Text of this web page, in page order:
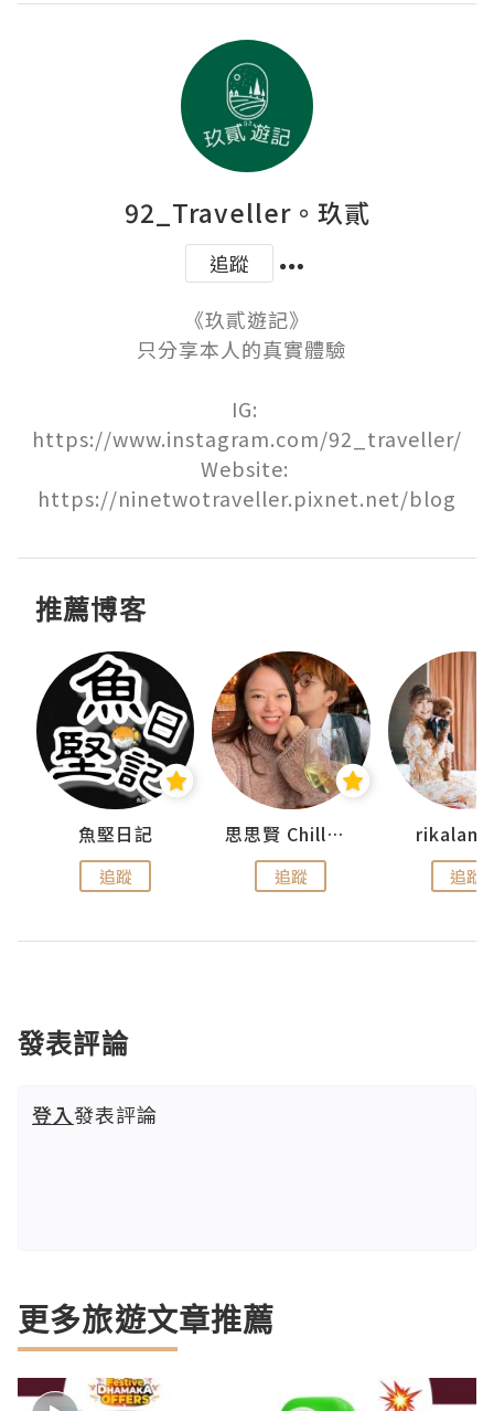
92_Traveller。玖貳
追蹤
《玖貳遊記》
只分享本人的真實體驗
IG:
https://www.instagram.com/92_traveller/
Website:
https://ninetwotraveller.pixnet.net/blog
推薦博客
魚堅日記
追蹤
思思賢 ChillMyBabe
追蹤 追蹤
發表評論
登入發表評論
更多旅遊文章推薦